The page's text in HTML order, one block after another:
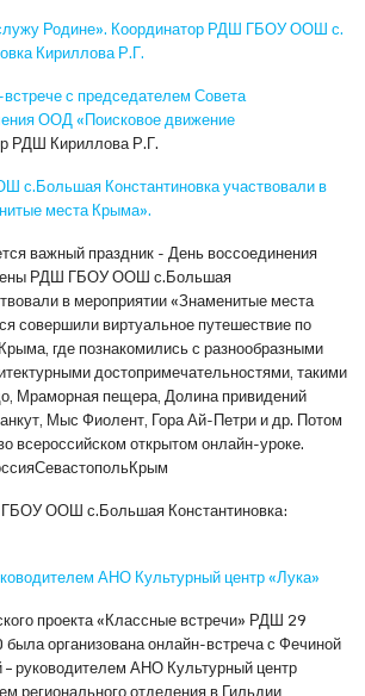
Родине». Координатор РДШ ГБОУ ООШ с.
Кириллова Р.Г.
с председателем Совета
ООД «Поисковое движение
РДШ Кириллова Р.Г.
Константиновка участвовали в
места Крыма».
важный праздник - День воссоединения
РДШ ГБОУ ООШ с.Большая
в мероприятии «Знаменитые места
совершили виртуальное путешествие по
где познакомились с разнообразными
достопримечательностями, такими
Мраморная пещера, Долина привидений
Мыс Фиолент, Гора Ай-Петри и др. Потом
всероссийском открытом онлайн-уроке.
ООШ с.Большая Константиновка:
АНО Культурный центр «Лука»
проекта «Классные встречи» РДШ 29
организована онлайн-встреча с Фечиной
руководителем АНО Культурный центр